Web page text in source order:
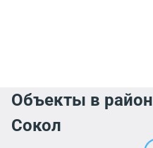
Объекты в
Сокол